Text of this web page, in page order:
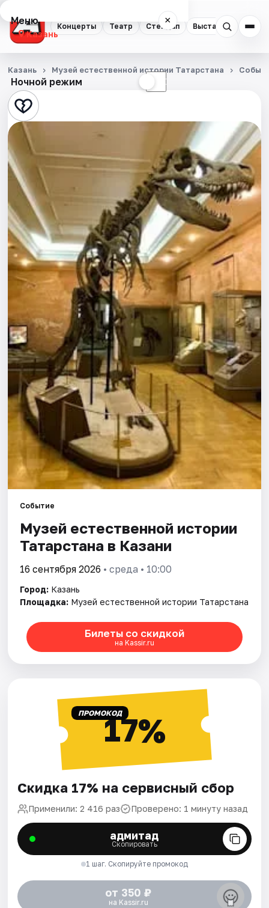
Концерты Театр Стендап Выставки
Меню ×
Казань
Концерты
Театр
Стендап
Выставки
Квесты
Экскурсии
Спорт
События
Города
Площадки
Артисты
Рейтинги
Ночной режим ☾
Казань Музей естественной истории Татарстана
Событие
Музей естественной истории
Татарстана в Казани
16 сентября 2026 • среда • 10:00
Город: Казань
Площадка: Музей естественной истории Татарстана
Билеты со скидкой
на Kassir.ru
ПРОМОКОД17%
Скидка 17% на сервисный сбор
Применили: 2 416 раз Проверено: 1 минуту назад
адмитад
Скопировать
1 шаг. Скопируйте промокод
от 350 ₽
на Kassir.ru